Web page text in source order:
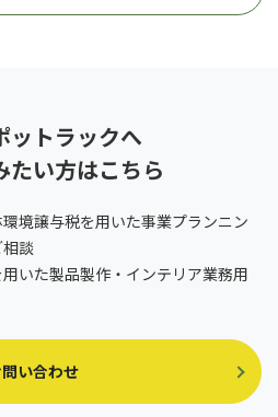
ットラックへ
たい方はこちら
境譲与税を用いた事業プランニン
談
いた製品製作・インテリア業務用
い合わせ